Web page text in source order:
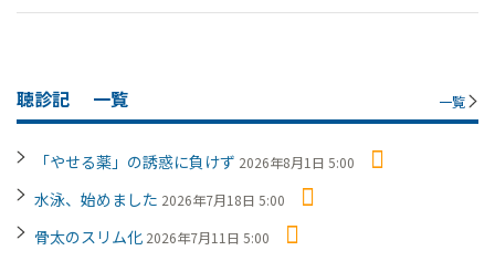
聴診記 一覧 一覧
「やせる薬」の誘惑に負けず 2026年8月1日 5:00
水泳、始めました 2026年7月18日 5:00
骨太のスリム化 2026年7月11日 5:00